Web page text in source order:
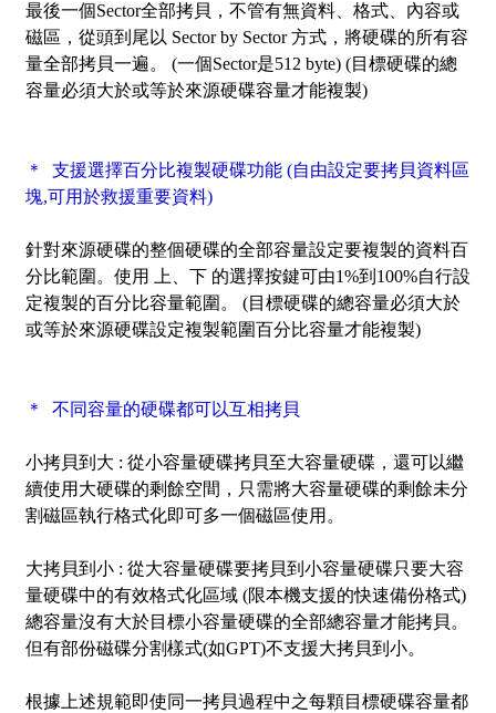
最後一個Sector全部拷貝，不管有無資料、格式、內容或
磁區，從頭到尾以 Sector by Sector 方式，將硬碟的所有容
量全部拷貝一遍。 (一個Sector是512 byte) (目標硬碟的總
容量必須大於或等於來源硬碟容量才能複製)
＊ 支援選擇百分比複製硬碟功能 (自由設定要拷貝資料區
塊,可用於救援重要資料)
針對來源硬碟的整個硬碟的全部容量設定要複製的資料百
分比範圍。使用 上、下 的選擇按鍵可由1%到100%自行設
定複製的百分比容量範圍。 (目標硬碟的總容量必須大於
或等於來源硬碟設定複製範圍百分比容量才能複製)
＊ 不同容量的硬碟都可以互相拷貝
小拷貝到大 : 從小容量硬碟拷貝至大容量硬碟，還可以繼
續使用大硬碟的剩餘空間，只需將大容量硬碟的剩餘未分
割磁區執行格式化即可多一個磁區使用。
大拷貝到小 : 從大容量硬碟要拷貝到小容量硬碟只要大容
量硬碟中的有效格式化區域 (限本機支援的快速備份格式)
總容量沒有大於目標小容量硬碟的全部總容量才能拷貝。
但有部份磁碟分割樣式(如GPT)不支援大拷貝到小。
根據上述規範即使同一拷貝過程中之每顆目標硬碟容量都